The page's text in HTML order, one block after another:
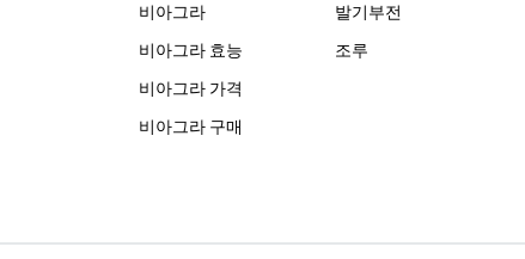
비아그라
비아그라 효능
비아그라 가격
비아그라 구매
발기부전
조루